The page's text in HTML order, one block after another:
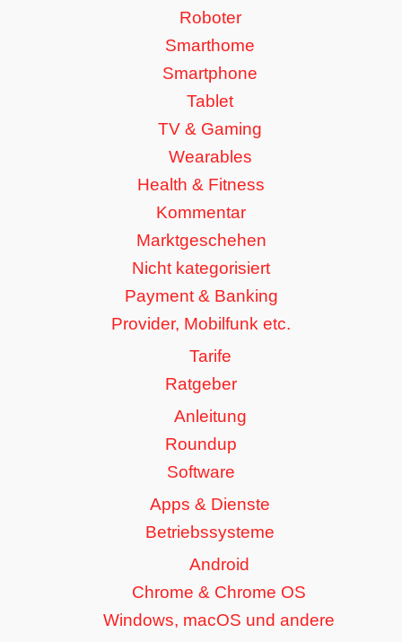
Roboter
Smarthome
Smartphone
Tablet
TV & Gaming
Wearables
Health & Fitness
Kommentar
Marktgeschehen
Nicht kategorisiert
Payment & Banking
Provider, Mobilfunk etc.
Tarife
Ratgeber
Anleitung
Roundup
Software
Apps & Dienste
Betriebssysteme
Android
Chrome & Chrome OS
Windows, macOS und andere